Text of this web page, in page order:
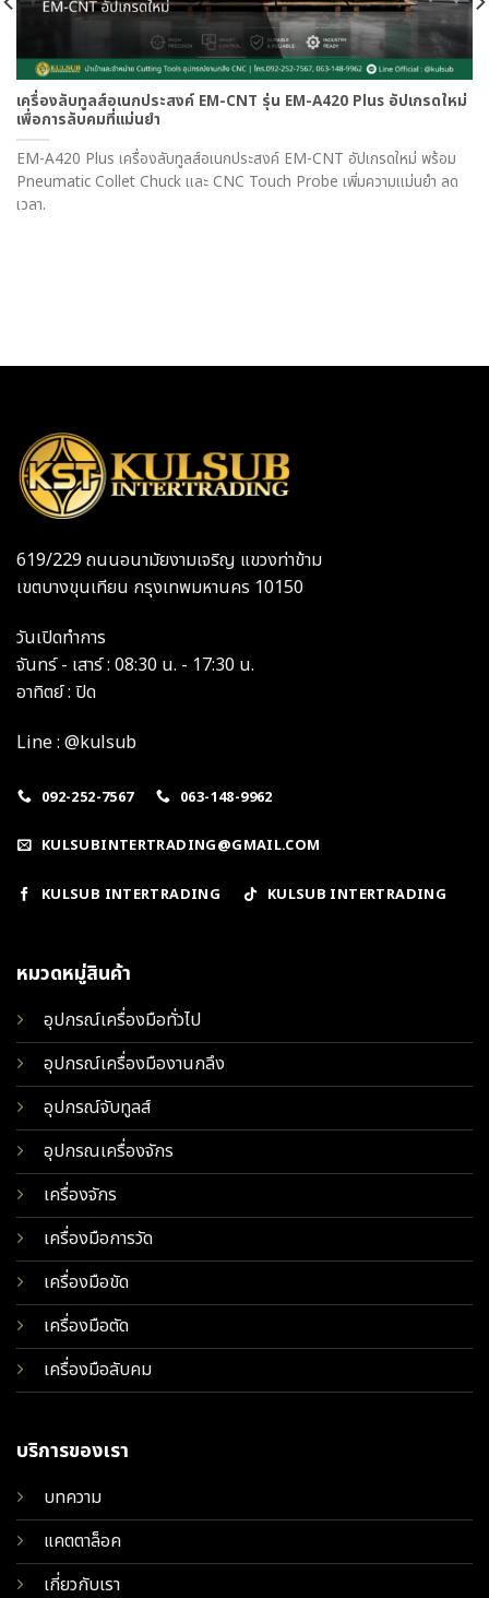
เครื่องลับทูลส์อเนกประสงค์ EM-CNT รุ่น EM-A420 Plus อัปเกรดใหม่
เพื่อการลับคมที่แม่นยำ
EM-A420 Plus เครื่องลับทูลส์อเนกประสงค์ EM-CNT อัปเกรดใหม่ พร้อม
Pneumatic Collet Chuck และ CNC Touch Probe เพิ่มความแม่นยำ ลด
เวลา.
619/229 ถนนอนามัยงามเจริญ แขวงท่าข้าม
เขตบางขุนเทียน กรุงเทพมหานคร 10150
วันเปิดทำการ
จันทร์ - เสาร์ : 08:30 น. - 17:30 น.
อาทิตย์ : ปิด
Line : @kulsub
092-252-7567 063-148-9962
KULSUBINTERTRADING@GMAIL.COM
KULSUB INTERTRADING KULSUB INTERTRADING
หมวดหมู่สินค้า
อุปกรณ์เครื่องมือทั่วไป
อุปกรณ์เครื่องมืองานกลึง
อุปกรณ์จับทูลส์
อุปกรณเครื่องจักร
เครื่องจักร
เครื่องมือการวัด
เครื่องมือขัด
เครื่องมือตัด
เครื่องมือลับคม
บริการของเรา
บทความ
แคตตาล็อค
เกี่ยวกับเรา